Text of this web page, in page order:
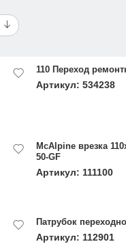
110 Переход
Артикул: 534238
McAlpine врезка
50-GF
Артикул: 111100
Патрубок
Артикул: 112901